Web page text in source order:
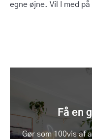
egne øjne. Vil I med
Få en
Gør som 100vis af